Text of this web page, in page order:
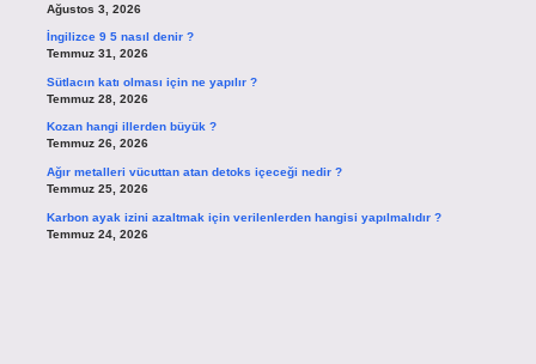
Ağustos 3, 2026
İngilizce 9 5 nasıl denir ?
Temmuz 31, 2026
Sütlacın katı olması için ne yapılır ?
Temmuz 28, 2026
Kozan hangi illerden büyük ?
Temmuz 26, 2026
Ağır metalleri vücuttan atan detoks içeceği nedir ?
Temmuz 25, 2026
Karbon ayak izini azaltmak için verilenlerden hangisi yapılmalıdır ?
Temmuz 24, 2026